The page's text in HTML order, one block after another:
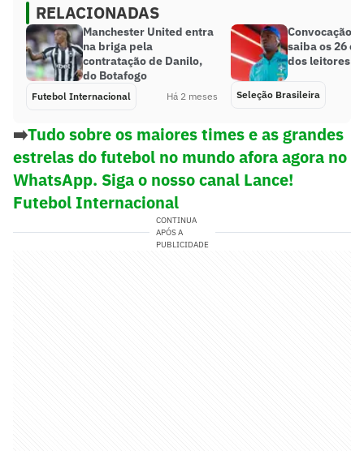
RELACIONADAS
Manchester United entra
na briga pela
contratação de Danilo,
do Botafogo
Futebol Internacional Há 2 meses
Convocação
saiba os 26
dos leitores
Seleção Brasileira
➡️Tudo sobre os maiores times e as grandes
estrelas do futebol no mundo afora agora no
WhatsApp. Siga o nosso canal Lance!
Futebol Internacional
CONTINUA
APÓS A
PUBLICIDADE